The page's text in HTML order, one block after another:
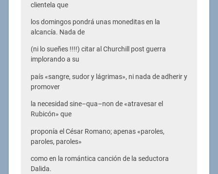
clientela que
los domingos pondrá unas moneditas en la
alcancía. Nada de
(ni lo sueñes !!!!) citar al Churchill post guerra
implorando a su
país «sangre, sudor y lágrimas», ni nada de adherir y
promover
la necesidad sine–qua–non de «atravesar el
Rubicón» que
proponía el César Romano; apenas «paroles,
paroles, paroles»
como en la romántica canción de la seductora
Dalida.